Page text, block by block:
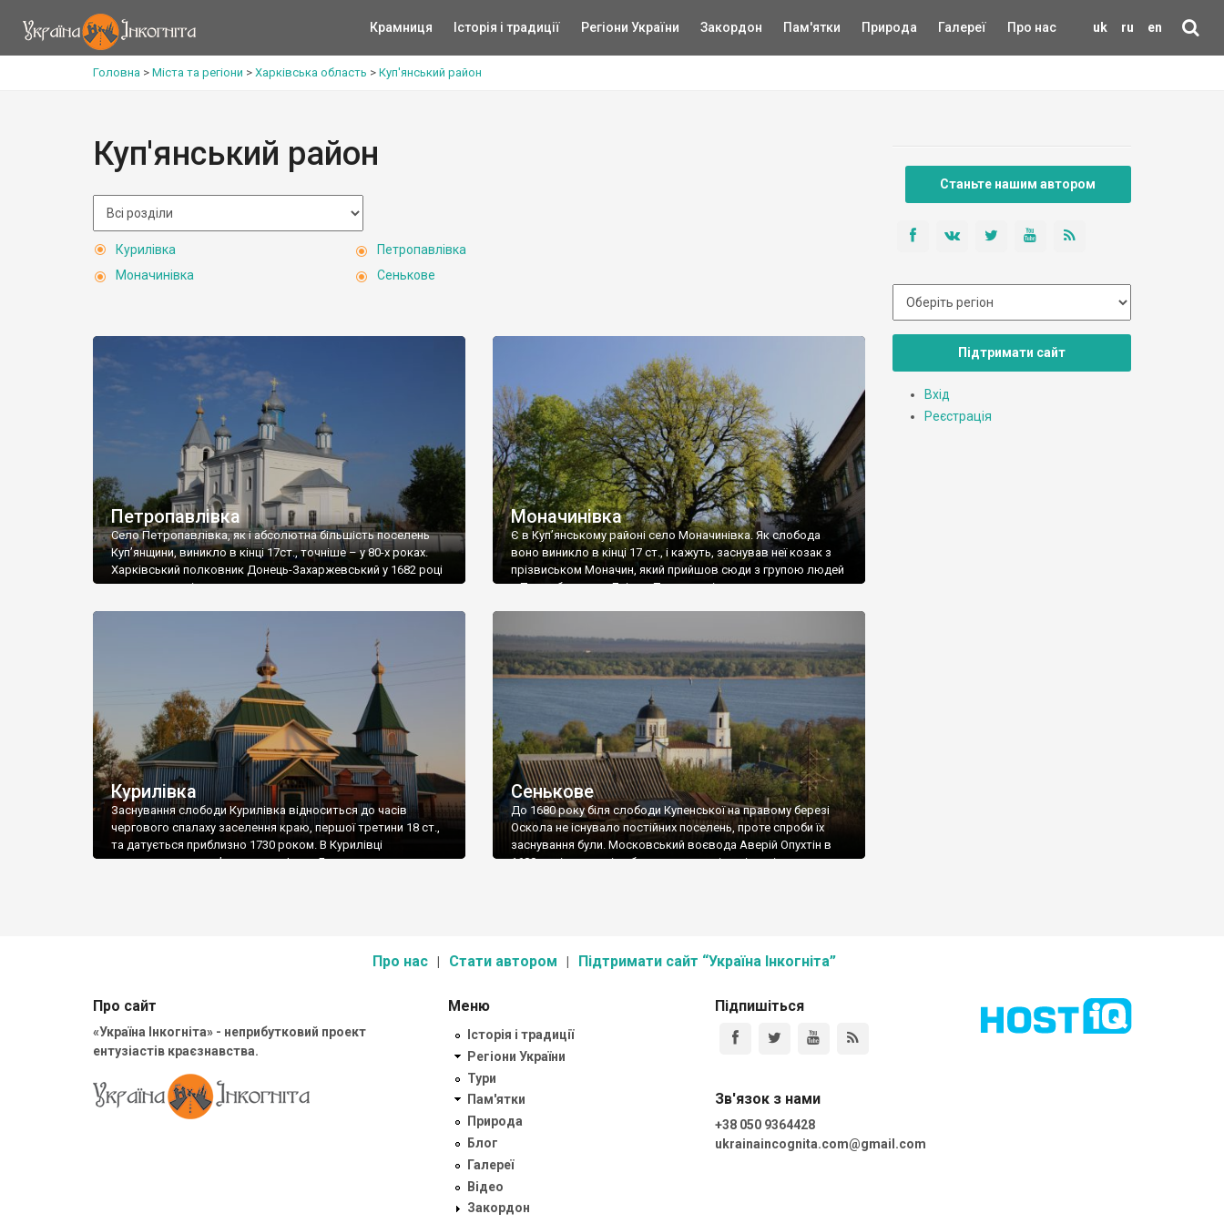
uk ru en
Крамниця Історія і традиції Регіони України Закордон Пам'ятки Природа Галереї Про нас
Головна > Міста та регіони > Харківська область > Куп'янський район
Куп'янський район
Курилівка
Моначинівка
Петропавлівка
Сенькове
Петропавлівка
Село Петропавлівка, як і абсолютна більшість поселень
Куп’янщини, виникло в кінці 17ст., точніше – у 80-х роках.
Харківський полковник Донець-Захаржевський у 1682 році
одержав вказівку продовжити заселення дикого поля,
Вірніше, спочатку це було не село й не слобода. Було кілька
Моначинівка
Є в Куп’янському районі село Моначинівка. Як слобода
воно виникло в кінці 17 ст., і кажуть, заснував неї козак з
прізвиськом Моначин, який прийшов сюди з групою людей
з Правобережжя Дніпра. Так це чи ні, але документальних
Родоначальником прийнято вважати […]
Курилівка
Заснування слободи Курилівка відноситься до часів
чергового спалаху заселення краю, першої третини 18 ст.,
та датується приблизно 1730 роком. В Курилівці
знаходиться дерев’яна церква Іоана Богослова, яка є,
Сенькове
До 1680 року біля слободи Купенської на правому березі
Оскола не існувало постійних поселень, проте спроби їх
заснування були. Московський воєвода Аверій Опухтін в
1680 році мав намір збудувати на горі, в місцині, що мала
Станьте нашим автором
Підтримати сайт
Вхід
Реєстрація
Про нас Стати автором Підтримати сайт “Україна Інкогніта”
Про сайт
«Україна Інкогніта» - неприбутковий проект
ентузіастів краєзнавства.
Меню
Історія і традиції
Регіони України
Тури
Пам'ятки
Природа
Блог
Галереї
Відео
Закордон
Підпишіться
Зв'язок з нами
+38 050 9364428
ukrainaincognita.com@gmail.com